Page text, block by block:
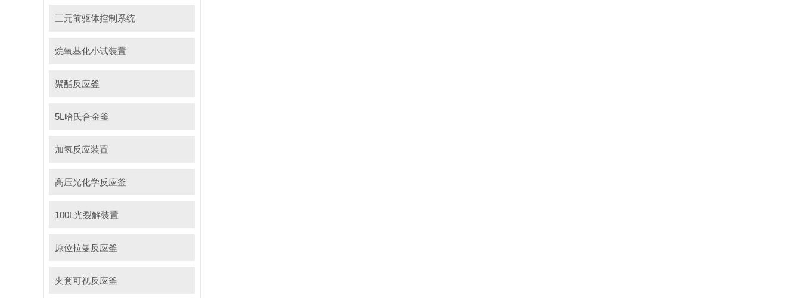
三元前驱体控制系统
烷氧基化小试装置
聚酯反应釜
5L哈氏合金釜
加氢反应装置
高压光化学反应釜
100L光裂解装置
原位拉曼反应釜
夹套可视反应釜